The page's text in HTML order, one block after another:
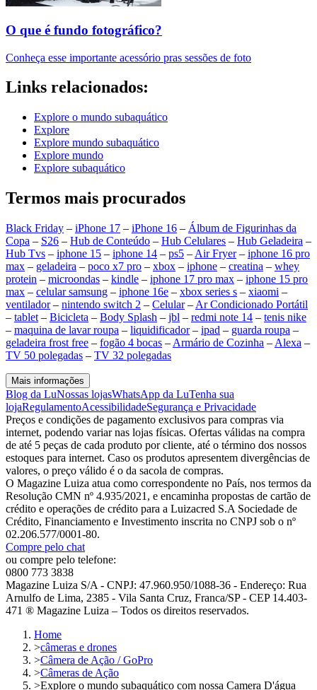
O que é fundo fotográfico?
Conheça esse importante acessório pras sessões de foto
Links relacionados:
Explore o mundo subaquático
Explore
Explore mundo subaquático
Explore mundo
Explore subaquático
Termos mais procurados
Black Friday – iPhone 17 – iPhone 16 – Álbum de Figurinhas da
Copa – S26 – Hub de Conteúdo – Hub Celulares – Hub Geladeira –
Hub Tvs – iphone 15 – iphone 14 – ps5 – Air Fryer– iphone 16 pro
max – geladeira – poco x7 pro – xbox – iphone – creatina – whey
protein – microondas – kindle – iphone 17 pro max – iphone 15 pro
max – celular samsung – iphone 16e – xbox series s – xiaomi –
ventilador– nintendo switch 2 – Celular– Ar Condicionado Portátil
– tablet – Bicicleta – Body Splash – jbl – redmi note 14 – tenis nike
– maquina de lavar roupa – liquidificador– ipad – guarda roupa –
geladeira frost free – fogão 4 bocas – Armário de Cozinha – Alexa –
TV 50 polegadas – TV 32 polegadas
Mais informações
Blog da LuNossas lojasWhatsApp da LuTenha sua
lojaRegulamentoAcessibilidadeSegurança e Privacidade
Preços e condições de pagamento exclusivos para compras via
internet, podendo variar nas lojas físicas. Ofertas válidas na compra
de até 5 peças de cada produto por cliente, até o término dos nossos
estoques para internet. Caso os produtos apresentem divergências de
valores, o preço válido é o da sacola de compras.
O Magazine Luiza atua como correspondente no País, nos termos da
Resolução CMN nº 4.935/2021, e encaminha propostas de cartão de
crédito e operações de crédito para a Luizacred S.A Sociedade de
Crédito, Financiamento e Investimento inscrita no CNPJ sob o nº
02.206.577/0001-80.
Compre pelo chat
ou compre pelo telefone:
0800 773 3838
Magazine Luiza S/A - CNPJ: 47.960.950/1088-36 - Endereço: Rua
Arnulfo de Lima, 2385 - Vila Santa Cruz, Franca/SP - CEP 14.403-
471 ® Magazine Luiza – Todos os direitos reservados.
Home
>câmeras e drones
>Câmera de Ação / GoPro
>Câmeras de Ação
>Explore o mundo subaquático com nossa Camera D'água